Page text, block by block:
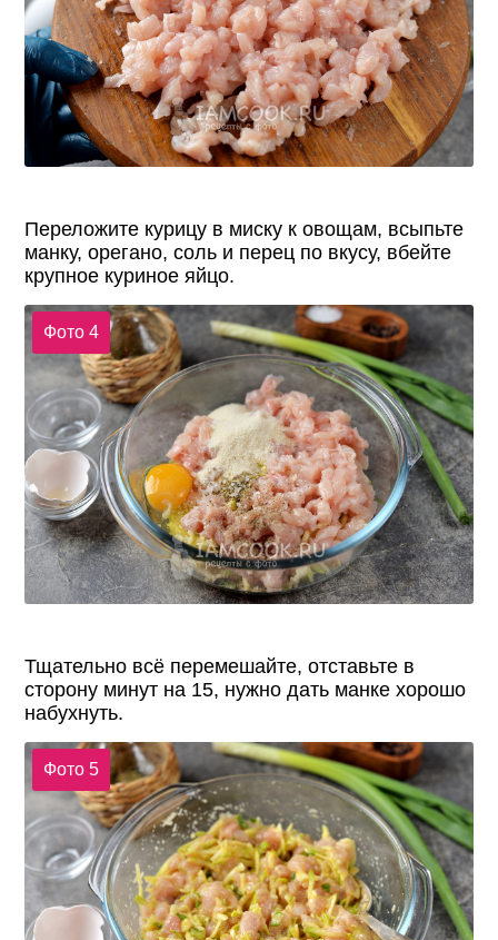
Переложите курицу в миску к овощам, всыпьте
манку, орегано, соль и перец по вкусу, вбейте
крупное куриное яйцо.
Фото 4
Тщательно всё перемешайте, отставьте в
сторону минут на 15, нужно дать манке хорошо
набухнуть.
Фото 5